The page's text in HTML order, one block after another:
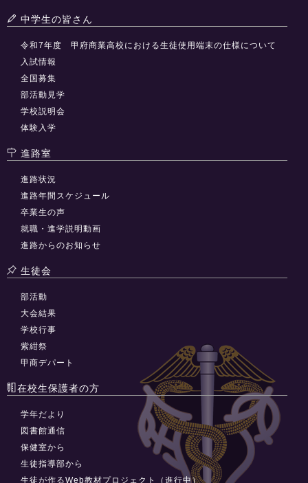
中学生の皆さん
令和7年度 甲府商業高校における生徒使用端末の仕様について
入試情報
全国募集
部活動見学
学校説明会
体験入学
進路室
進路状況
進路年間スケジュール
卒業生の声
就職・進学説明動画
進路からのお知らせ
生徒会
部活動
大会結果
学校行事
紫紺祭
甲商デパート
在校生保護者の方
学年だより
図書館通信
保健室から
生徒指導部から
生徒が作るWeb教材プロジェクト（進行中）